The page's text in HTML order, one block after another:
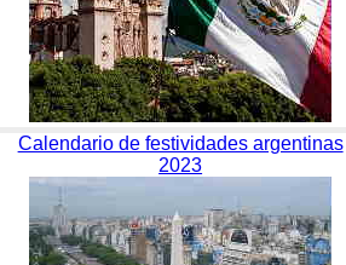
Calendario de festividades argentinas
2023